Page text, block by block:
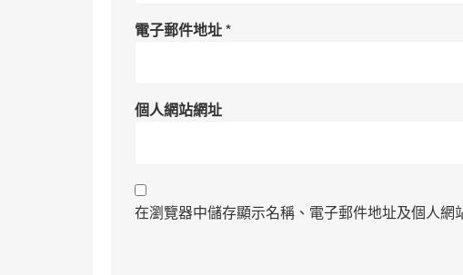
電子郵件地址*
個人網站網址
在瀏覽器中儲存顯示名稱、電子郵件地址及個人網